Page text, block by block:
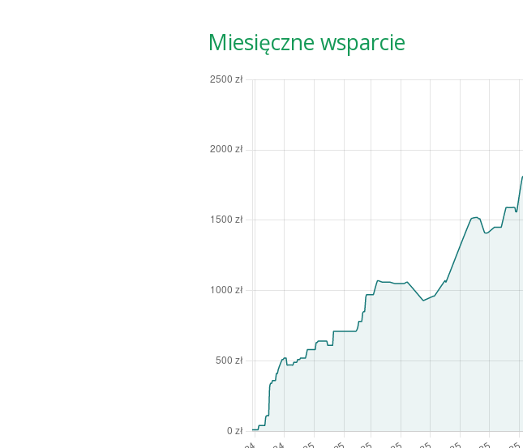
Miesięczne wsparcie